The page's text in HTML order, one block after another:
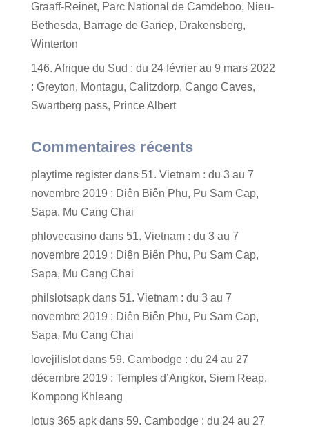
Graaff-Reinet, Parc National de Camdeboo, Nieu-
Bethesda, Barrage de Gariep, Drakensberg,
Winterton
146. Afrique du Sud : du 24 février au 9 mars 2022
: Greyton, Montagu, Calitzdorp, Cango Caves,
Swartberg pass, Prince Albert
Commentaires récents
playtime registerdans 51. Vietnam : du 3 au 7
novembre 2019 : Diên Biên Phu, Pu Sam Cap,
Sapa, Mu Cang Chai
phlovecasinodans 51. Vietnam : du 3 au 7
novembre 2019 : Diên Biên Phu, Pu Sam Cap,
Sapa, Mu Cang Chai
philslotsapkdans 51. Vietnam : du 3 au 7
novembre 2019 : Diên Biên Phu, Pu Sam Cap,
Sapa, Mu Cang Chai
lovejilislotdans 59. Cambodge : du 24 au 27
décembre 2019 : Temples d’Angkor, Siem Reap,
Kompong Khleang
lotus 365 apkdans 59. Cambodge : du 24 au 27